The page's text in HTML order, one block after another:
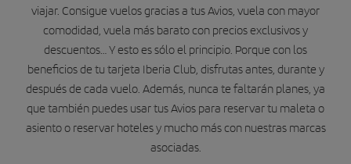
viajar. Consigue vuelos gracias a tus Avios, vuela con mayor
comodidad, vuela más barato con precios exclusivos y
descuentos… Y esto es sólo el principio. Porque con los
beneficios de tu tarjeta Iberia Club, disfrutas antes, durante y
después de cada vuelo. Además, nunca te faltarán planes, ya
que también puedes usar tus Avios para reservar tu maleta o
asiento o reservar hoteles y mucho más con nuestras marcas
asociadas.